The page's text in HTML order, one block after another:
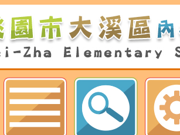
桃園市內柵國民小學網